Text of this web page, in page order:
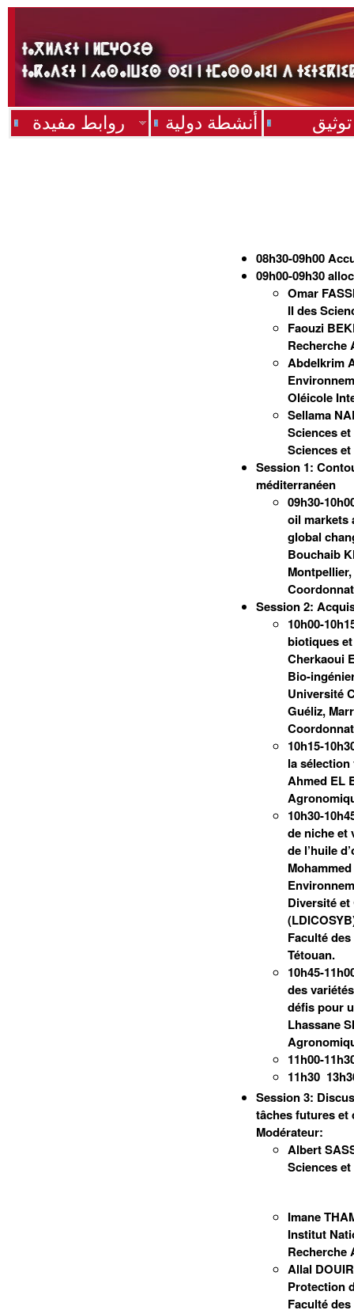
روابط مفيدة أنشطة دولية توثيق
08h30-09h00
09h00-09h30
Omar
II des
Faouzi
Recherche
Abdelkrim
Oléicole
Sellama
Sciences
Sciences
Session 1:
méditerranéen
09h30-
oil markets
global
Bouchaib
Session 2:
10h00-
biotiques
Cherkaoui
Bio-
Université
Guéliz,
10h15-
la sélection
Ahmed EL
10h30-
de niche et
de l’huile
Diversité
Faculté
Tétouan.
10h45-
des
défis pour
Lhassane
11h00-
11h30 
Session 3:
tâches futures et
Modérateur:
Albert
Sciences
Imane
Institut
Recherche
Allal
Protection
Faculté